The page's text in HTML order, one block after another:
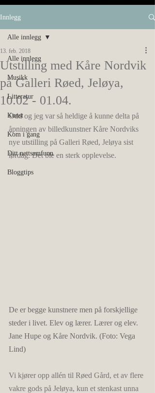
Innlegg
Alle innlegg
Musikk
Litteratur
Kunst
Kom i gang
Ditt nettsamfunn
Bloggtips
Alle innlegg
Utstilling med Kåre Nordvik
på Galleri Røed, Jeløya,
10.02 - 01.04.
13. feb. 2018
Odd og jeg var så heldige å kunne delta på
åpningen av billedkunstner Kåre Nordviks
nye utstilling på Galleri Røed, Jeløya sist
lørdag. Det ble en sterk opplevelse.
De er begge kunstnere men på forskjellige
steder i livet. Elev og lærer. Lærer og elev.
Jane Hupe og Kåre Nordvik. (Foto: Vega
Lind)
Vi kjører opp allén til Røed Gård, et av flere
vakre gods på Jeløya, kun et stenkast unna